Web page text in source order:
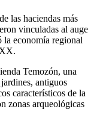
las haciendas más
vinculadas al auge
la economía regional
Temozón, una
antiguos
característicos de la
zonas arqueológicas